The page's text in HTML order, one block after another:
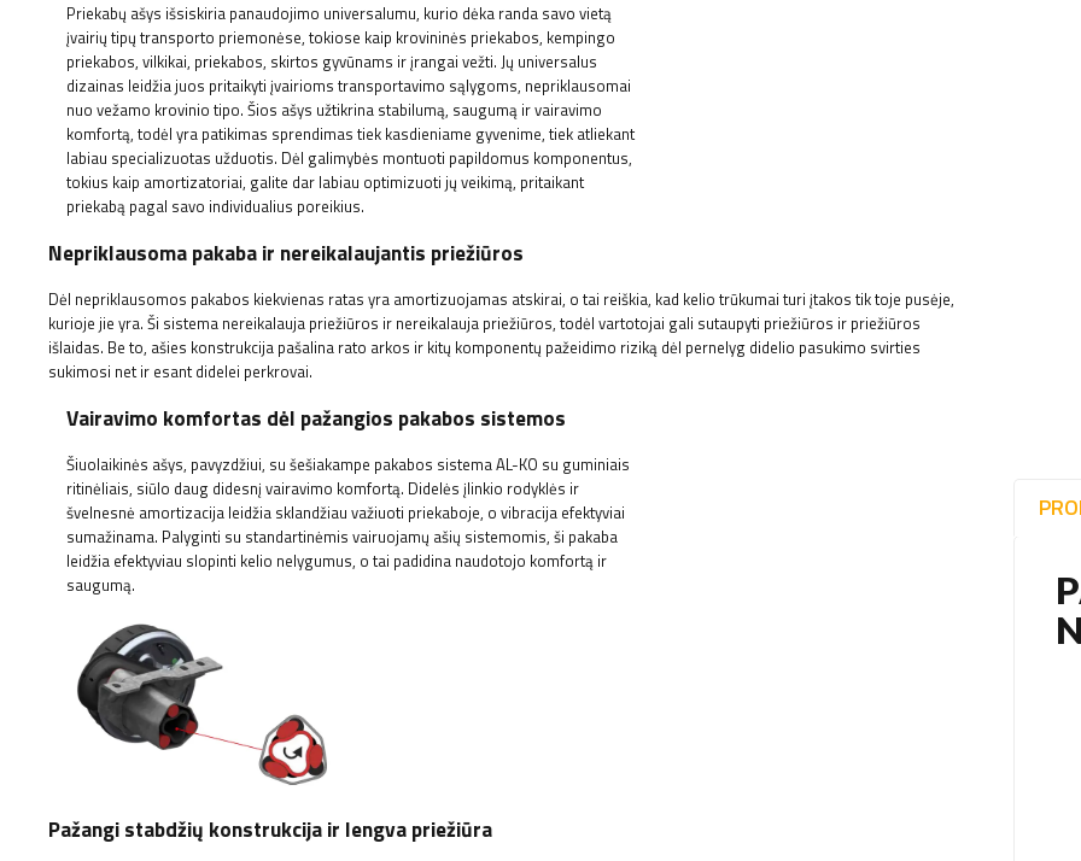
Priekabų ašys išsiskiria panaudojimo universalumu, kurio dėka randa savo vietą
įvairių tipų transporto priemonėse, tokiose kaip krovininės priekabos, kempingo
priekabos, vilkikai, priekabos, skirtos gyvūnams ir įrangai vežti. Jų universalus
dizainas leidžia juos pritaikyti įvairioms transportavimo sąlygoms, nepriklausomai
nuo vežamo krovinio tipo. Šios ašys užtikrina stabilumą, saugumą ir vairavimo
komfortą, todėl yra patikimas sprendimas tiek kasdieniame gyvenime, tiek atliekant
labiau specializuotas užduotis. Dėl galimybės montuoti papildomus komponentus,
tokius kaip amortizatoriai, galite dar labiau optimizuoti jų veikimą, pritaikant
priekabą pagal savo individualius poreikius.
Nepriklausoma pakaba ir nereikalaujantis priežiūros
Dėl nepriklausomos pakabos kiekvienas ratas yra amortizuojamas atskirai, o tai reiškia, kad kelio trūkumai turi įtakos tik toje pusėje,
kurioje jie yra. Ši sistema nereikalauja priežiūros ir nereikalauja priežiūros, todėl vartotojai gali sutaupyti priežiūros ir priežiūros
išlaidas. Be to, ašies konstrukcija pašalina rato arkos ir kitų komponentų pažeidimo riziką dėl pernelyg didelio pasukimo svirties
sukimosi net ir esant didelei perkrovai.
Vairavimo komfortas dėl pažangios pakabos sistemos
Šiuolaikinės ašys, pavyzdžiui, su šešiakampe pakabos sistema AL-KO su guminiais
ritinėliais, siūlo daug didesnį vairavimo komfortą. Didelės įlinkio rodyklės ir
švelnesnė amortizacija leidžia sklandžiau važiuoti priekaboje, o vibracija efektyviai
sumažinama. Palyginti su standartinėmis vairuojamų ašių sistemomis, ši pakaba
leidžia efektyviau slopinti kelio nelygumus, o tai padidina naudotojo komfortą ir
saugumą.
Pažangi stabdžių konstrukcija ir lengva priežiūra